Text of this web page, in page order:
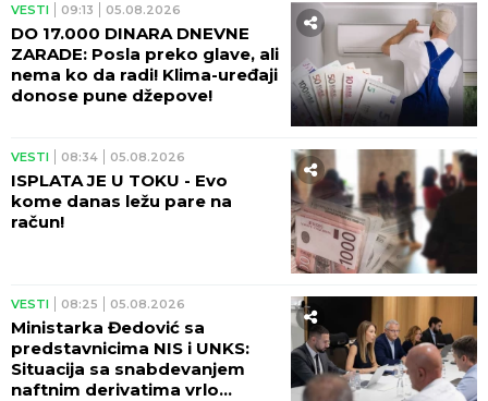
VESTI 09:13 05.08.2026
DO 17.000 DINARA DNEVNE
ZARADE: Posla preko glave, ali
nema ko da radi! Klima-uređaji
donose pune džepove!
VESTI 08:34 05.08.2026
ISPLATA JE U TOKU - Evo
kome danas ležu pare na
račun!
VESTI 08:25 05.08.2026
Ministarka Đedović sa
predstavnicima NIS i UNKS:
Situacija sa snabdevanjem
naftnim derivatima vrlo